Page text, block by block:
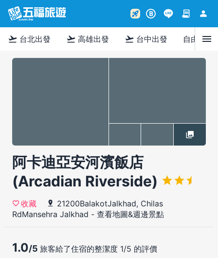
rocket_launch B contract person
flight_takeoff 台北出發 flight_takeoff 高雄出發 flight_takeoff 台中出發 自由行menu
阿卡迪亞安河濱飯店
(Arcadian Riverside)
收藏
21200BalakotJalkhad, Chilas
RdMansehra Jalkhad - 查看地圖&週邊景點
1.0/5 旅客給了住宿的整潔度 1/5 的評價